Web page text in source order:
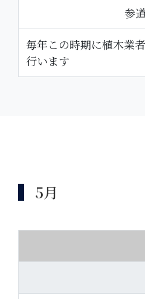
参
毎年この時期に植木業
行います
5月